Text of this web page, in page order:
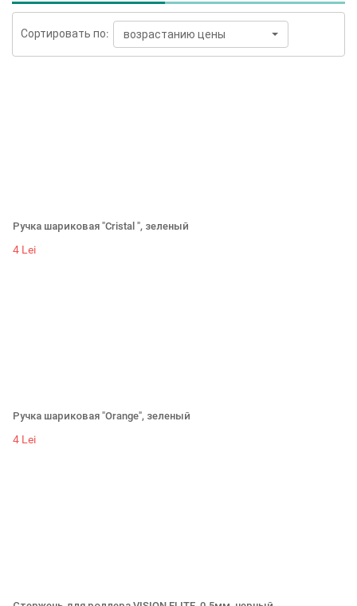
Сортировать по: возрастанию цены
Ручка шариковая "Cristal ", зеленый
4 Lei
Ручка шариковая "Orange", зеленый
4 Lei